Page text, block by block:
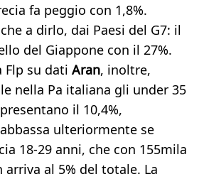
fa peggio con 1,8%.
a dirlo, dai Paesi del G7: il
del Giappone con il 27%.
Flp su dati Aran, inoltre,
nella Pa italiana gli under 35
il 10,4%,
ulteriormente se
18-29 anni, che con 155mila
al 5% del totale. La